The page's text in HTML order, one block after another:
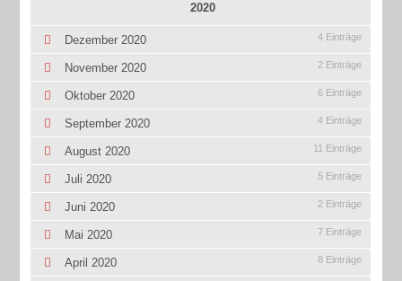
2020
Dezember 2020 4 Einträge
November 2020 2 Einträge
Oktober 2020 6 Einträge
September 2020 4 Einträge
August 2020 11 Einträge
Juli 2020 5 Einträge
Juni 2020 2 Einträge
Mai 2020 7 Einträge
April 2020 8 Einträge